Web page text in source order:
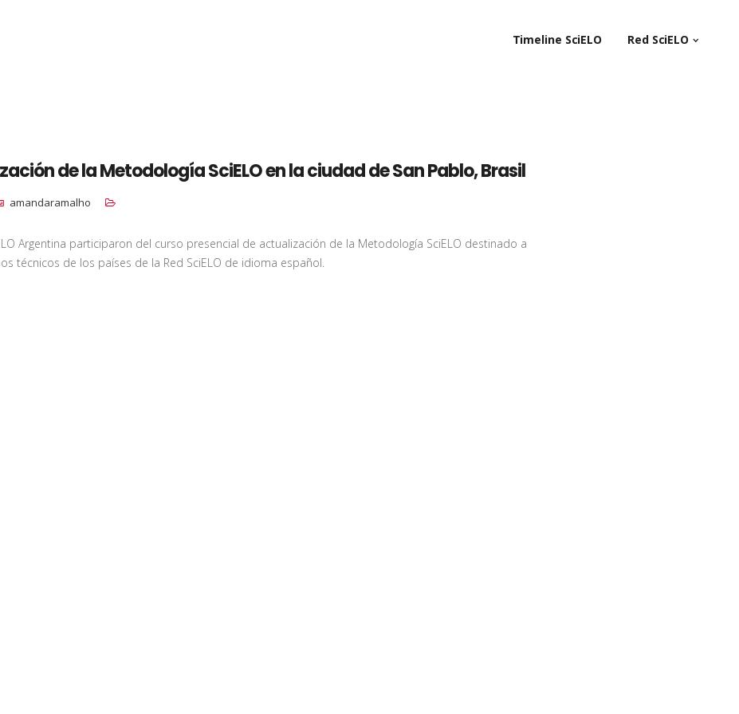
Timeline SciELO Red SciELO
de la Metodología SciELO en la ciudad de San Pablo, Brasil
amandaramalho
Argentina participaron del curso presencial de actualización de la Metodología SciELO destinado a
técnicos de los países de la Red SciELO de idioma español.